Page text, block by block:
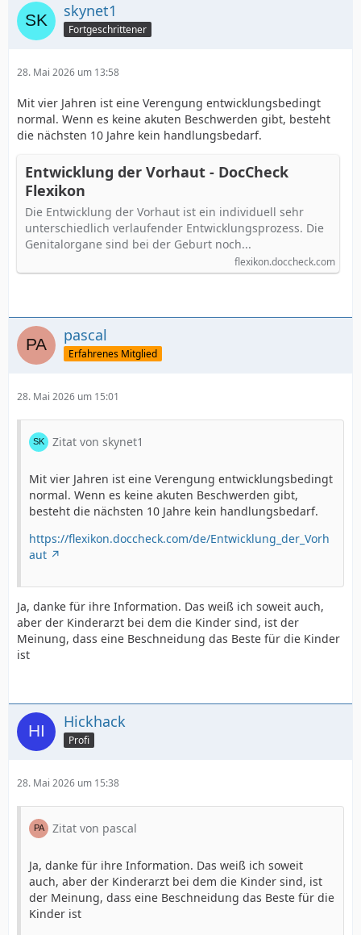
skynet1
Fortgeschrittener
28. Mai 2026 um 13:58
Mit vier Jahren ist eine Verengung entwicklungsbedingt
normal. Wenn es keine akuten Beschwerden gibt, besteht
die nächsten 10 Jahre kein handlungsbedarf.
Entwicklung der Vorhaut - DocCheck
Flexikon
Die Entwicklung der Vorhaut ist ein individuell sehr
unterschiedlich verlaufender Entwicklungsprozess. Die
Genitalorgane sind bei der Geburt noch...
flexikon.doccheck.com
pascal
Erfahrenes Mitglied
28. Mai 2026 um 15:01
Zitat von skynet1
Mit vier Jahren ist eine Verengung entwicklungsbedingt
normal. Wenn es keine akuten Beschwerden gibt,
besteht die nächsten 10 Jahre kein handlungsbedarf.
https://flexikon.doccheck.com/de/Entwicklung_der_Vorh
aut
Ja, danke für ihre Information. Das weiß ich soweit auch,
aber der Kinderarzt bei dem die Kinder sind, ist der
Meinung, dass eine Beschneidung das Beste für die Kinder
ist
Hickhack
Profi
28. Mai 2026 um 15:38
Zitat von pascal
Ja, danke für ihre Information. Das weiß ich soweit
auch, aber der Kinderarzt bei dem die Kinder sind, ist
der Meinung, dass eine Beschneidung das Beste für die
Kinder ist